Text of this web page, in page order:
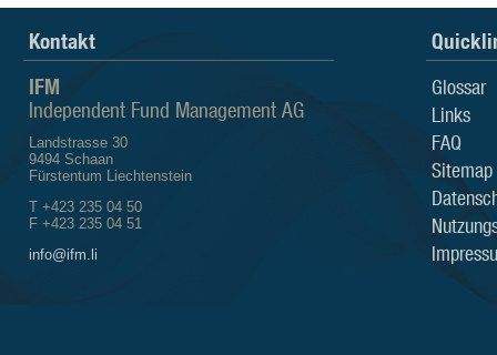
Kontakt
IFM
Independent Fund Management AG
Landstrasse 30
9494 Schaan
Fürstentum Liechtenstein
T +423 235 04 50
F +423 235 04 51
info@ifm.li
Glossar
Links
FAQ
Sitemap